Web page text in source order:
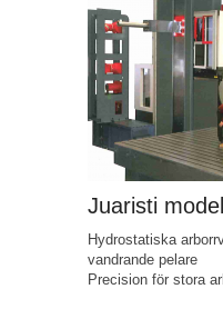
Juaristi
Hydrostatiska
vandrande pelare
Precision för stora